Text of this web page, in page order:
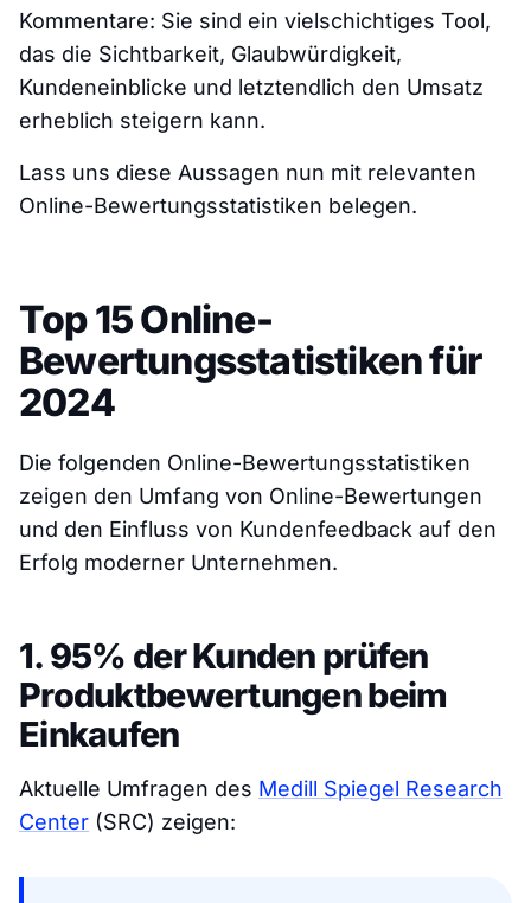
Kommentare: Sie sind ein vielschichtiges Tool,
das die Sichtbarkeit, Glaubwürdigkeit,
Kundeneinblicke und letztendlich den Umsatz
erheblich steigern kann.
Lass uns diese Aussagen nun mit relevanten
Online-Bewertungsstatistiken belegen.
Top 15 Online-
Bewertungsstatistiken für
2024
Die folgenden Online-Bewertungsstatistiken
zeigen den Umfang von Online-Bewertungen
und den Einfluss von Kundenfeedback auf den
Erfolg moderner Unternehmen.
1. 95% der Kunden prüfen
Produktbewertungen beim
Einkaufen
Aktuelle Umfragen des Medill Spiegel Research
Center (SRC) zeigen: